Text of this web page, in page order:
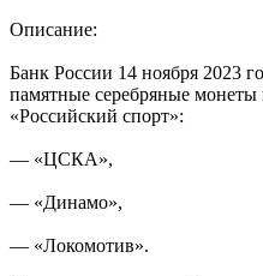
Описание:
Банк России 14 ноября 2023
памятные серебряные
«Российский спорт»:
— «ЦСКА»,
— «Динамо»,
— «Локомотив».